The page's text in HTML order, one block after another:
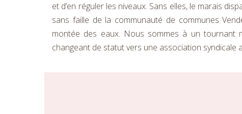
et d’en réguler les niveaux. Sans elles, le marais
sans faille de la communauté de communes
montée des eaux. Nous sommes à un tournant
changeant de statut vers une association